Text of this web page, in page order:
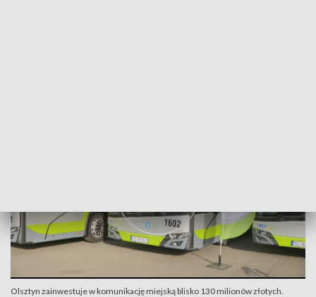
Olsztyn zainwestuje w komunikację miejską blisko 130 milionów złotych.